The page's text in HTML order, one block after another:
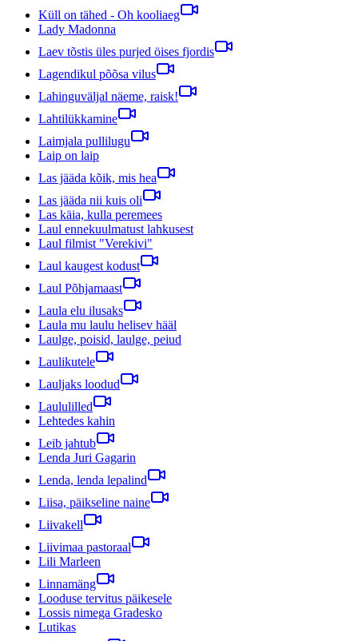
Küll on tähed - Oh kooliaeg
Lady Madonna
Laev tõstis üles purjed öises fjordis
Lagendikul põõsa vilus
Lahinguväljal näeme, raisk!
Lahtilükkamine
Laimjala pullilugu
Laip on laip
Las jääda kõik, mis hea
Las jääda nii kuis oli
Las käia, kulla peremees
Laul ennekuulmatust lahkusest
Laul filmist "Verekivi"
Laul kaugest kodust
Laul Põhjamaast
Laula elu ilusaks
Laula mu laulu helisev hääl
Laulge, poisid, laulge, peiud
Laulikutele
Lauljaks loodud
Laululilled
Lehtedes kahin
Leib jahtub
Lenda Juri Gagarin
Lenda, lenda lepalind
Liisa, päikseline naine
Liivakell
Liivimaa pastoraal
Lili Marleen
Linnamäng
Looduse tervitus päikesele
Lossis nimega Gradesko
Lutikas